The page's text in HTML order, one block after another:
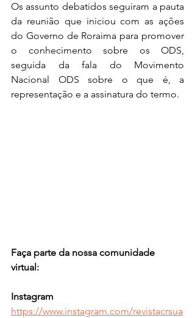
Os assunto debatidos seguiram a pauta
da reunião que iniciou com as ações
do Governo de Roraima para promover
o conhecimento sobre os ODS,
seguida da fala do Movimento
Nacional ODS sobre o que é, a
representação e a assinatura do termo.
Faça parte da nossa comunidade
virtual:
Instagram
https://www.instagram.com/revistacrsua